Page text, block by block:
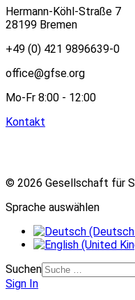
Hermann-Köhl-Straße 7
28199 Bremen
+49 (0) 421 9896639-0
office@gfse.org
Mo-Fr 8:00 - 12:00
Kontakt
© 2026 Gesellschaft für
Sprache auswählen
Suchen
Sign In